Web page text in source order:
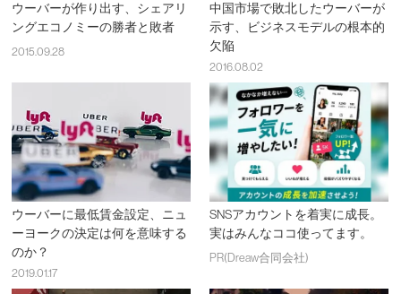
ウーバーが作り出す、シェアリ
ングエコノミーの勝者と敗者
2015.09.28
中国市場で敗北したウーバーが
示す、ビジネスモデルの根本的
欠陥
2016.08.02
ウーバーに最低賃金設定、ニュ
ーヨークの決定は何を意味する
のか？
2019.01.17
SNSアカウントを着実に成長。
実はみんなココ使ってます。
PR(Dreaw合同会社)